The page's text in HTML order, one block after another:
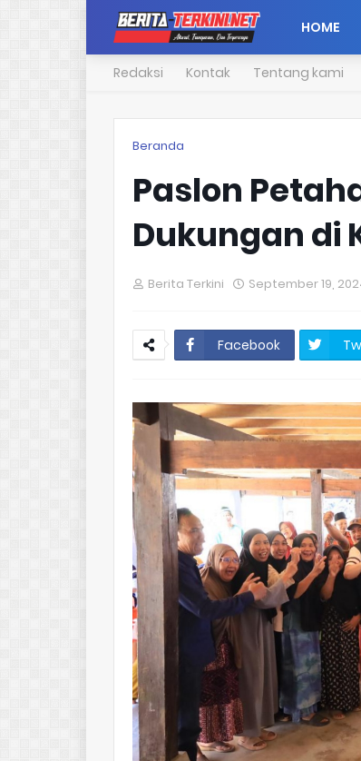
HOME
Redaksi Kontak Tentang kami
Beranda
Paslon
Dukungan di
Berita Terkini September 19,
Facebook